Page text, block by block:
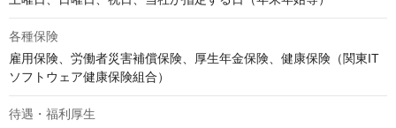
各種保険
雇用保険、労働者災害補償保険、厚生年金保険、健康保険（関東IT
ソフトウェア健康保険組合）
待遇・福利厚生